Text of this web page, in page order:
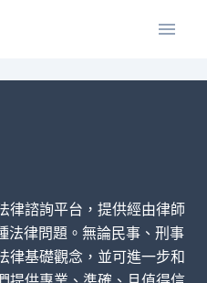
律諮詢平台，提供經由律師
法律問題。無論民事、刑事
律基礎觀念，並可進一步和